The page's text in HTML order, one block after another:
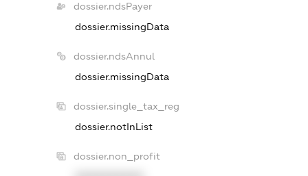
dossier.ndsPayer
dossier.missingData
dossier.ndsAnnul
dossier.missingData
dossier.single_tax_reg
dossier.notInList
dossier.non_profit